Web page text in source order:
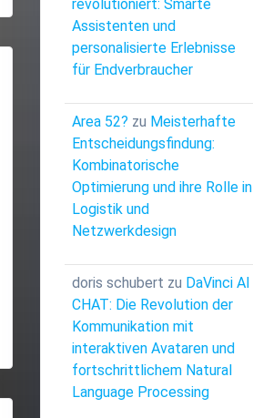
revolutioniert: Smarte
Assistenten und
personalisierte Erlebnisse
für Endverbraucher
Area 52? zu Meisterhafte
Entscheidungsfindung:
Kombinatorische
Optimierung und ihre Rolle in
Logistik und
Netzwerkdesign
doris schubert zu DaVinci AI
CHAT: Die Revolution der
Kommunikation mit
interaktiven Avataren und
fortschrittlichem Natural
Language Processing